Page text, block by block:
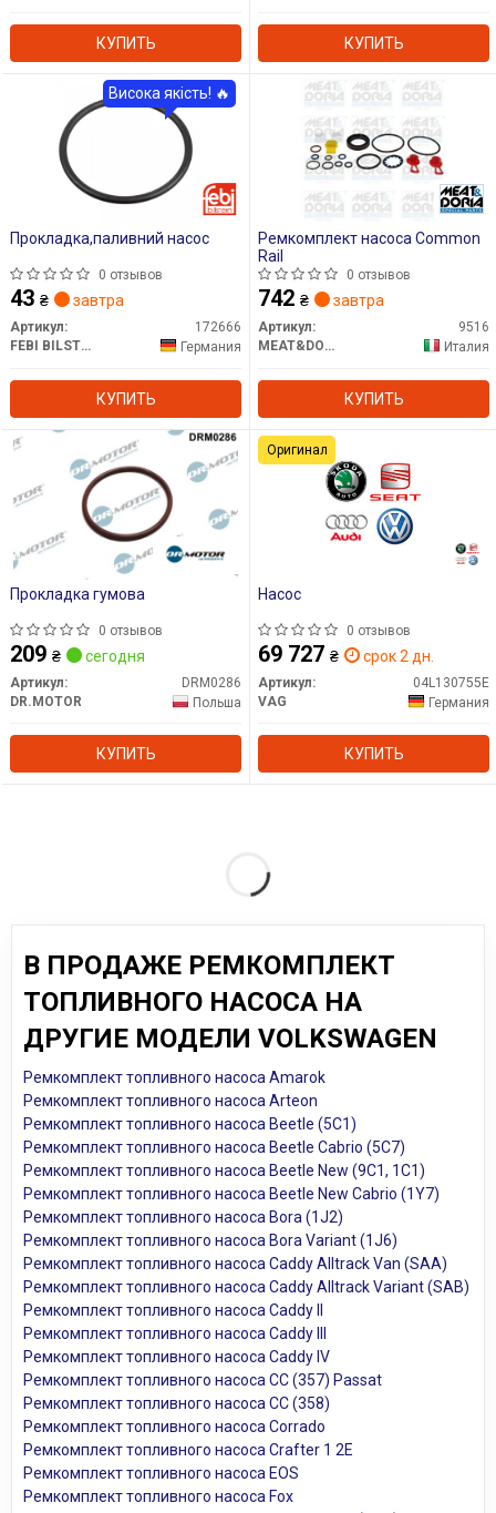
КУПИТЬ КУПИТЬ
Прокладка,паливний насос
0 отзывов
43 ₴ завтра
Артикул:
172666
FEBI BILSTEIN
Германия
КУПИТЬ
Висока якість! 🔥
Ремкомплект насоса Common
Rail
0 отзывов
742 ₴ завтра
Артикул:
9516
MEAT&DORIA
Италия
КУПИТЬ
Прокладка гумова
0 отзывов
209 ₴ сегодня
Артикул:
DRM0286
DR.MOTOR
Польша
КУПИТЬ
Насос
0 отзывов
69 727 ₴ срок 2 дн.
Артикул:
04L130755E
VAG
Германия
КУПИТЬ
Оригинал
В ПРОДАЖЕ РЕМКОМПЛЕКТ
ТОПЛИВНОГО НАСОСА НА
ДРУГИЕ МОДЕЛИ VOLKSWAGEN
Ремкомплект топливного насоса Amarok
Ремкомплект топливного насоса Arteon
Ремкомплект топливного насоса Beetle (5C1)
Ремкомплект топливного насоса Beetle Cabrio (5C7)
Ремкомплект топливного насоса Beetle New (9C1, 1C1)
Ремкомплект топливного насоса Beetle New Cabrio (1Y7)
Ремкомплект топливного насоса Bora (1J2)
Ремкомплект топливного насоса Bora Variant (1J6)
Ремкомплект топливного насоса Caddy Alltrack Van (SAA)
Ремкомплект топливного насоса Caddy Alltrack Variant (SAB)
Ремкомплект топливного насоса Caddy II
Ремкомплект топливного насоса Caddy III
Ремкомплект топливного насоса Caddy IV
Ремкомплект топливного насоса CC (357) Passat
Ремкомплект топливного насоса CC (358)
Ремкомплект топливного насоса Corrado
Ремкомплект топливного насоса Crafter 1 2E
Ремкомплект топливного насоса EOS
Ремкомплект топливного насоса Fox